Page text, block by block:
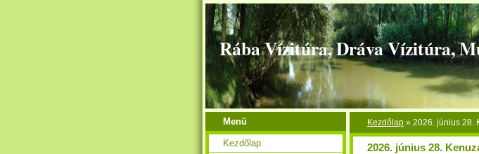
Rába Vízitúra, Dráva Vízitúra,
Kezdőlap » 2026. június 28.
2026. június 28.
Menü
Kezdőlap